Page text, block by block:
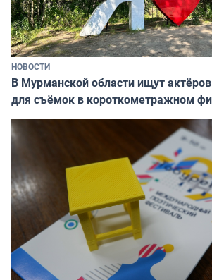
НОВОСТИ
В Мурманской области ищут
для съёмок в короткометражном